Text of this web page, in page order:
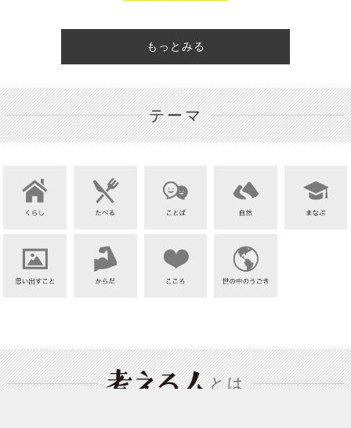
もっとみる
テーマ
とは